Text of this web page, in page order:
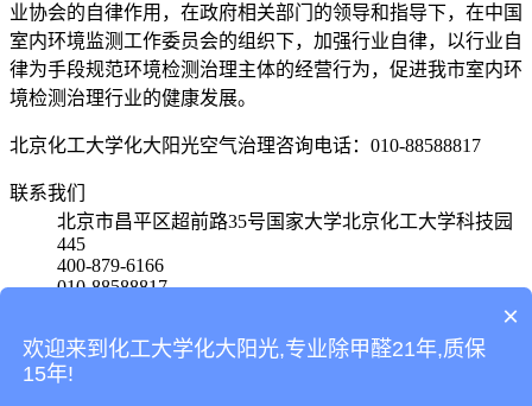
业协会的自律作用，在政府相关部门的领导和指导下，在中国
室内环境监测工作委员会的组织下，加强行业自律，以行业自
律为手段规范环境检测治理主体的经营行为，促进我市室内环
境检测治理行业的健康发展。
北京化工大学化大阳光空气治理咨询电话：010-88588817
联系我们
北京市昌平区超前路35号国家大学北京化工大学科技园
445
400-879-6166
010-88588817
首页
产品
×
欢迎来到化工大学化大阳光,专业除甲醛21年,质保
15年!